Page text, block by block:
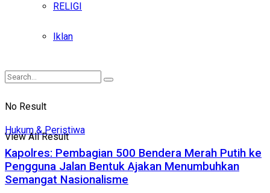
RELIGI
Iklan
No Result
View All Result
Hukum & Peristiwa
Kapolres: Pembagian 500 Bendera Merah Putih ke
Pengguna Jalan Bentuk Ajakan Menumbuhkan
Semangat Nasionalisme